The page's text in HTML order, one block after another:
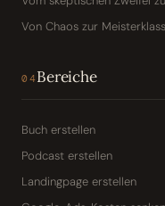
Von Chaos zur
04Bereiche
Buch erstellen
Podcast erstellen
Landingpage erstellen